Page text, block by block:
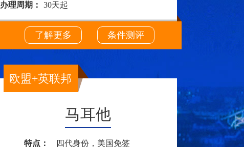
办理周期：
30天起
了解更多 条件测评
欧盟+英联邦
马耳他
特点： 四代身份，美国免签